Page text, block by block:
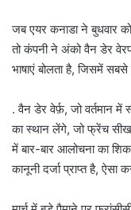
जब एयर कनाडा ने बुधवार
तो कंपनी ने अंको वैन डेर
भाषाएं बोलता है, जिसमें
. वैन डेर वेर्फ़, जो वर्तमान
का स्थान लेंगे, जो फ्रेंच
में बार-बार आलोचना का
कानूनी दर्जा प्राप्त है, ऐसा